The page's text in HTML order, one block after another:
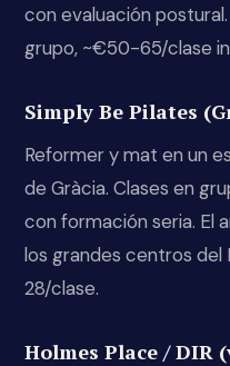
con evaluación
grupo, ~€50-65/clase
Simply Be Pilates
Reformer y mat en un
de Gràcia. Clases en
con formación seria. El
los grandes centros del
28/clase.
Holmes Place / DIR